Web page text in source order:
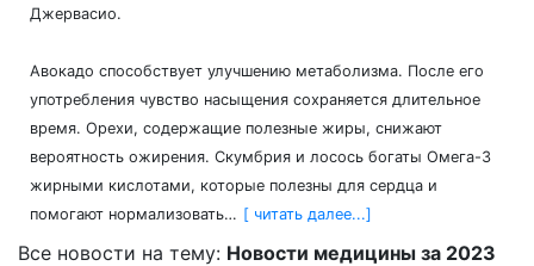
Джервасио.
Авокадо способствует улучшению метаболизма. После его
употребления чувство насыщения сохраняется длительное
время. Орехи, содержащие полезные жиры, снижают
вероятность ожирения. Скумбрия и лосось богаты Омега-3
жирными кислотами, которые полезны для сердца и
помогают нормализовать… [ читать далее...]
Все новости на тему: Новости медицины за 2023